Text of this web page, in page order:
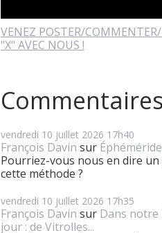
VENEZ POSTER/
"X" AVEC NOUS !
vendredi 10 juillet 2026 17h40
François Davin sur
Pourriez-vous nous en dire
cette méthode ?
vendredi 10 juillet 2026 17h35
François Davin sur Dans notre
jour : de Vitrolles...